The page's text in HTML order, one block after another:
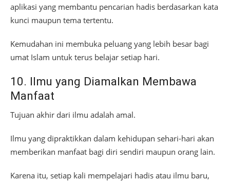
aplikasi yang membantu pencarian hadis berdasarkan kata
kunci maupun tema tertentu.
Kemudahan ini membuka peluang yang lebih besar bagi
umat Islam untuk terus belajar setiap hari.
10. Ilmu yang Diamalkan Membawa
Manfaat
Tujuan akhir dari ilmu adalah amal.
Ilmu yang dipraktikkan dalam kehidupan sehari-hari akan
memberikan manfaat bagi diri sendiri maupun orang lain.
Karena itu, setiap kali mempelajari hadis atau ilmu baru,